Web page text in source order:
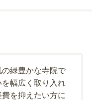
緑豊かな寺院で
幅広く取り入れ
を抑えたい方に